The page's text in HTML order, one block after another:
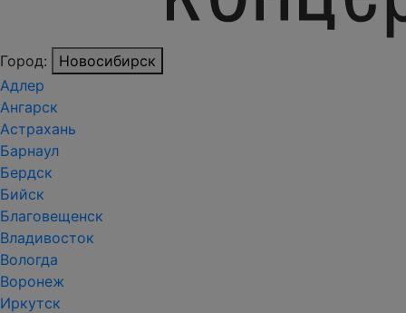
Город:
Новосибирск
Адлер
Ангарск
Астрахань
Барнаул
Бердск
Бийск
Благовещенск
Владивосток
Вологда
Воронеж
Иркутск